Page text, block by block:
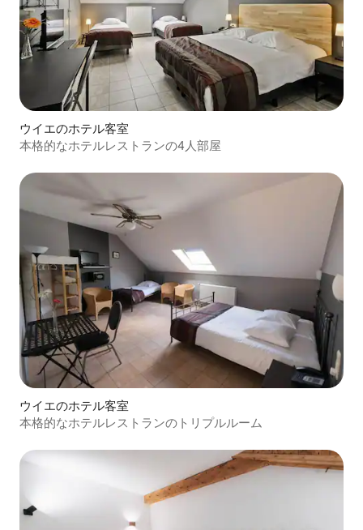
ウイエのホテル客室
本格的なホテルレストランの4人部屋
ウイエのホテル客室
本格的なホテルレストランのトリプルルーム